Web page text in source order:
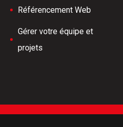
Référencement Web
Gérer votre équipe et
projets